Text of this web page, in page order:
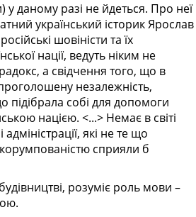
у даному разі не йдеться. Про неї
український історик Ярослав
шовіністи та їх
нації, ведуть ніким не
а свідчення того, що в
незалежність,
собі для допомоги
нацією. <...> Немає в світі
які не те що
корумпованістю сприяли б
розуміє роль мови –